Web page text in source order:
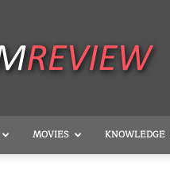
MOVIES KNOWLEDGE